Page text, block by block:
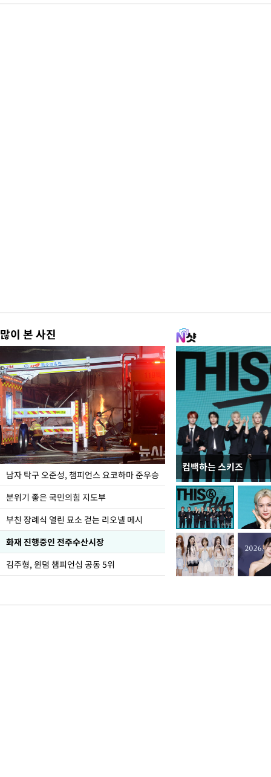
많이 본 사진
남자 탁구 오준성, 챔피언스 요코하마 준우승
분위기 좋은 국민의힘 지도부
부친 장례식 열린 묘소 걷는 리오넬 메시
화재 진행중인 전주수산시장
김주형, 윈덤 챔피언십 공동 5위
컴백하는 스키즈
한-미, UFS연합연습